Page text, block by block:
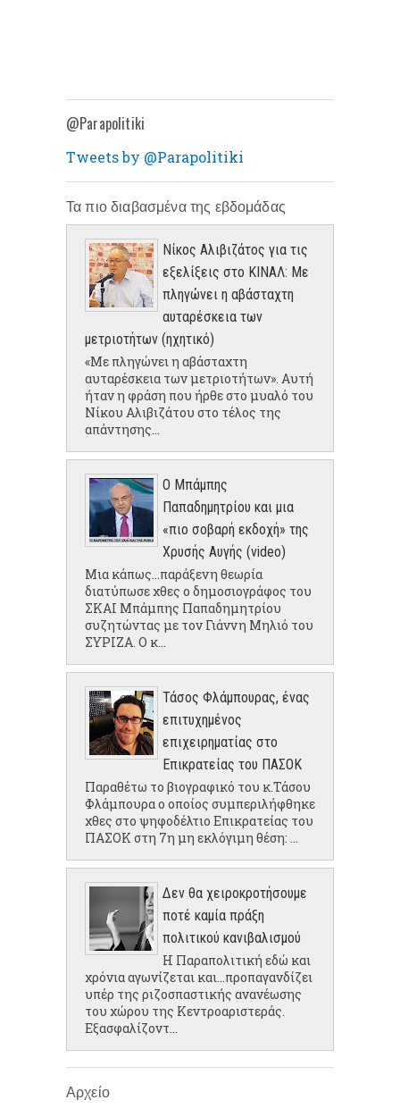
@Parapolitiki
Tweets by @Parapolitiki
Τα πιο διαβασμένα της εβδομάδας
Νίκος Αλιβιζάτος για τις
εξελίξεις στο ΚΙΝΑΛ: Με
πληγώνει η αβάσταχτη
αυταρέσκεια των
μετριοτήτων (ηχητικό)
«Με πληγώνει η αβάσταχτη
αυταρέσκεια των μετριοτήτων». Αυτή
ήταν η φράση που ήρθε στο μυαλό του
Νίκου Αλιβιζάτου στο τέλος της
απάντησης...
Ο Μπάμπης
Παπαδημητρίου και μια
«πιο σοβαρή εκδοχή» της
Χρυσής Αυγής (video)
Μια κάπως...παράξενη θεωρία
διατύπωσε χθες ο δημοσιογράφος του
ΣΚΑΙ Μπάμπης Παπαδημητρίου
συζητώντας με τον Γιάννη Μηλιό του
ΣΥΡΙΖΑ. Ο κ...
Τάσος Φλάμπουρας, ένας
επιτυχημένος
επιχειρηματίας στο
Επικρατείας του ΠΑΣΟΚ
Παραθέτω το βιογραφικό του κ.Τάσου
Φλάμπουρα ο οποίος συμπεριλήφθηκε
χθες στο ψηφοδέλτιο Επικρατείας του
ΠΑΣΟΚ στη 7η μη εκλόγιμη θέση: ...
Δεν θα χειροκροτήσουμε
ποτέ καμία πράξη
πολιτικού κανιβαλισμού
Η Παραπολιτική εδώ και
χρόνια αγωνίζεται και...προπαγανδίζει
υπέρ της ριζοσπαστικής ανανέωσης
του χώρου της Κεντροαριστεράς.
Εξασφαλίζοντ...
Αρχείο